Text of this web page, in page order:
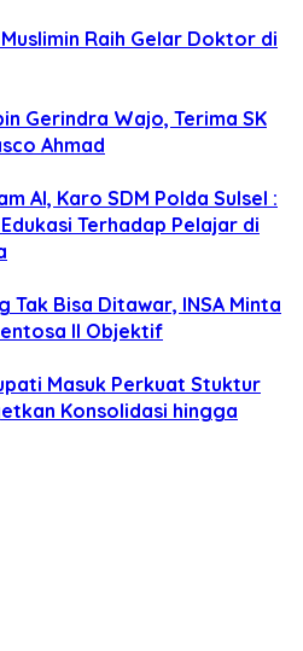
Raih Gelar Doktor di
Gerindra Wajo, Terima SK
Ahmad
AI, Karo SDM Polda Sulsel :
Terhadap Pelajar di
Tak Bisa Ditawar, INSA Minta
II Objektif
Masuk Perkuat Stuktur
Konsolidasi hingga